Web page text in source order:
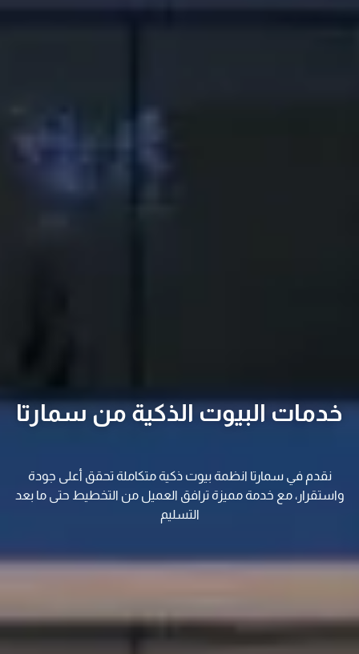
خدمات البيوت الذكية من سمارتا
نقدم في سمارتا انظمة بيوت ذكية متكاملة تحقق أعلى جودة
واستقرار، مع خدمة مميزة ترافق العميل من التخطيط حتى ما بعد
التسليم